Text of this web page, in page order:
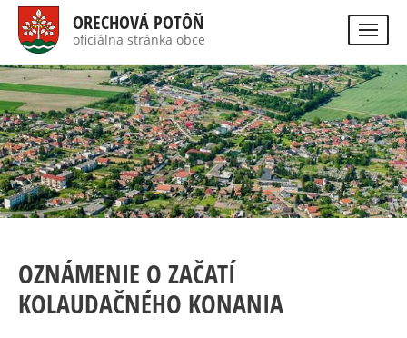
na
obsah
ORECHOVÁ POTÔŇ
oficiálna stránka obce
site
version
Hladať
OZNÁMENIE O ZAČATÍ
KOLAUDAČNÉHO KONANIA